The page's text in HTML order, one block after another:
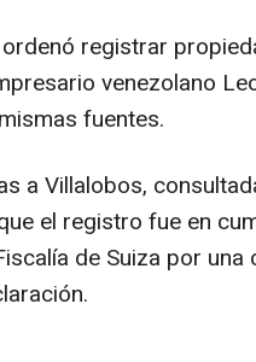
registrar
venezolano
fuentes.
a Villalobos,
el registro fue en
de Suiza por una